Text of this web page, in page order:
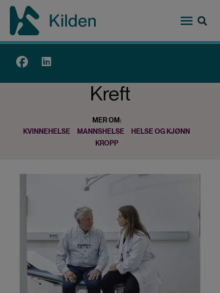
Hopp
hovedinnhold
Top
Kreft
MER OM:
KVINNEHELSE
MANNSHELSE
HELSE OG KJØNN
KROPP